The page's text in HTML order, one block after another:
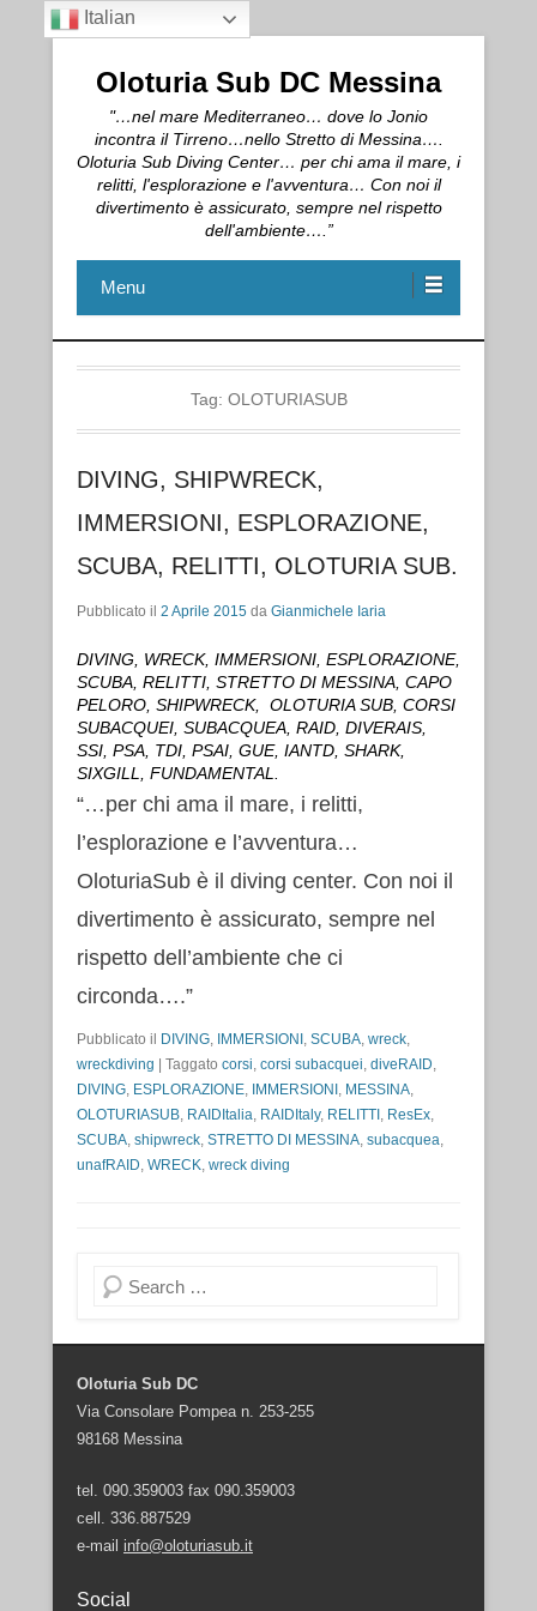
Oloturia Sub DC Messina
"…nel mare Mediterraneo… dove lo Jonio
incontra il Tirreno…nello Stretto di Messina….
Oloturia Sub Diving Center… per chi ama il mare, i
relitti, l'esplorazione e l'avventura… Con noi il
divertimento è assicurato, sempre nel rispetto
dell'ambiente….”
Menu
Tag: OLOTURIASUB
DIVING, SHIPWRECK,
IMMERSIONI, ESPLORAZIONE,
SCUBA, RELITTI, OLOTURIA SUB.
Pubblicato il 2 Aprile 2015 da Gianmichele Iaria
DIVING, WRECK, IMMERSIONI, ESPLORAZIONE,
SCUBA, RELITTI, STRETTO DI MESSINA, CAPO
PELORO, SHIPWRECK, OLOTURIA SUB, CORSI
SUBACQUEI, SUBACQUEA, RAID, DIVERAIS,
SSI, PSA, TDI, PSAI, GUE, IANTD, SHARK,
SIXGILL, FUNDAMENTAL.
“…per chi ama il mare, i relitti,
l’esplorazione e l’avventura…
OloturiaSub è il diving center. Con noi il
divertimento è assicurato, sempre nel
rispetto dell’ambiente che ci
circonda….”
Pubblicato il DIVING, IMMERSIONI , SCUBA, wreck,
wreckdiving
Taggato corsi, corsi subacquei, diveRAID,
DIVING, ESPLORAZIONE, IMMERSIONI , MESSINA,
OLOTURIASUB, RAIDItalia, RAIDItaly, RELITTI , ResEx,
SCUBA, shipwreck, STRETTO DI MESSINA, subacquea,
unafRAID, WRECK, wreck diving
Cerca
Oloturia Sub DC
Via Consolare Pompea n. 253-255
98168 Messina
tel. 090.359003 fax 090.359003
cell. 336.887529
e-mail info@oloturiasub.it
Social
Italian